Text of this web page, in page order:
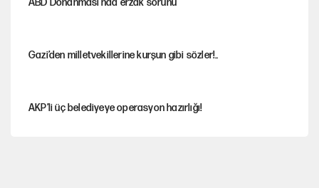
ABD Donanması’nda erzak sorunu
Gazi’den milletvekillerine kurşun gibi sözler!..
AKP’li üç belediyeye operasyon hazırlığı!